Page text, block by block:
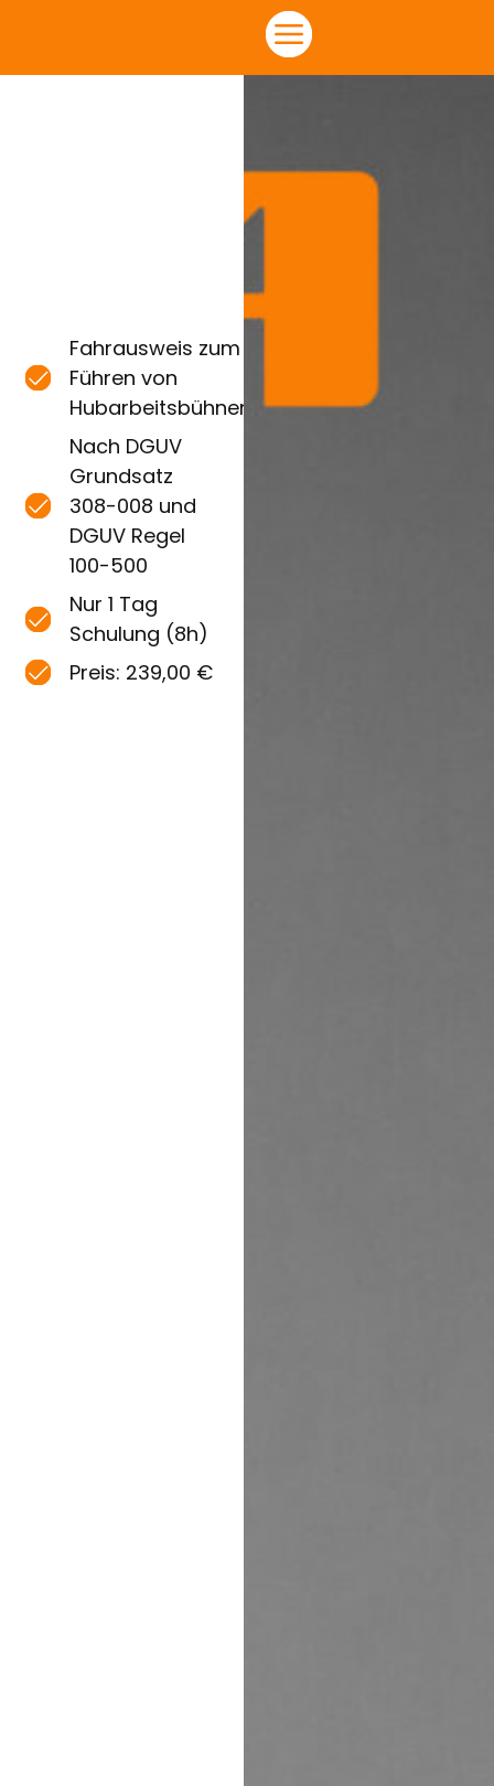
Fahrausweis zum
Führen von
Hubarbeitsbühnen
Nach DGUV
Grundsatz
308-008 und
DGUV Regel
100-500
Nur 1 Tag
Schulung (8h)
Preis: 239,00 €